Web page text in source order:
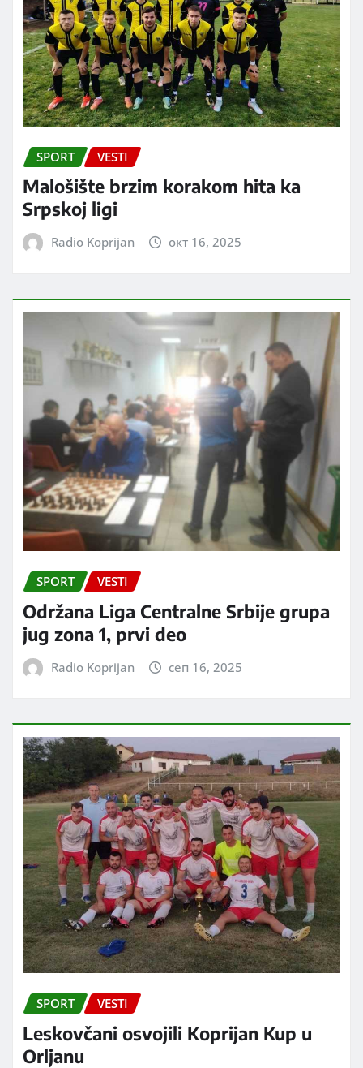
SPORT VESTI
Malošište brzim korakom hita ka
Srpskoj ligi
Radio Koprijan окт 16, 2025
SPORT VESTI
Održana Liga Centralne Srbije grupa
jug zona 1, prvi deo
Radio Koprijan сеп 16, 2025
SPORT VESTI
Leskovčani osvojili Koprijan Kup u
Orljanu